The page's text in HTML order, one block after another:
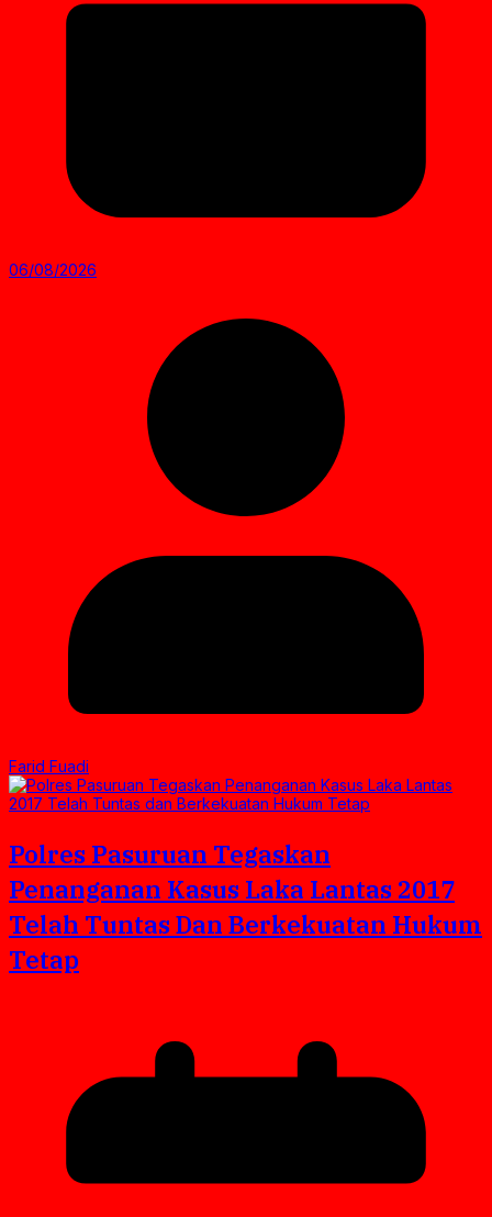
06/08/2026
Farid Fuadi
Polres Pasuruan Tegaskan
Penanganan Kasus Laka Lantas 2017
Telah Tuntas Dan Berkekuatan Hukum
Tetap